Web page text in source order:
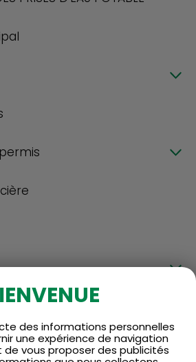
des informations personnelles
une expérience de navigation
vous proposer des publicités